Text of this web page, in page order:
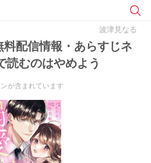
波津見なる
配信情報・あらすじネ
むのはやめよう
が含まれています